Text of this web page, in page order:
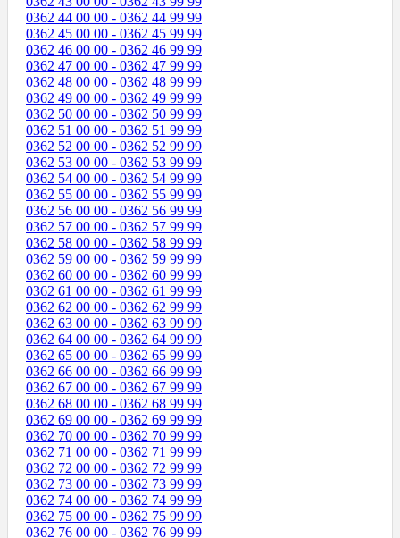
0362 44 00 00 - 0362 44 99 99
0362 45 00 00 - 0362 45 99 99
0362 46 00 00 - 0362 46 99 99
0362 47 00 00 - 0362 47 99 99
0362 48 00 00 - 0362 48 99 99
0362 49 00 00 - 0362 49 99 99
0362 50 00 00 - 0362 50 99 99
0362 51 00 00 - 0362 51 99 99
0362 52 00 00 - 0362 52 99 99
0362 53 00 00 - 0362 53 99 99
0362 54 00 00 - 0362 54 99 99
0362 55 00 00 - 0362 55 99 99
0362 56 00 00 - 0362 56 99 99
0362 57 00 00 - 0362 57 99 99
0362 58 00 00 - 0362 58 99 99
0362 59 00 00 - 0362 59 99 99
0362 60 00 00 - 0362 60 99 99
0362 61 00 00 - 0362 61 99 99
0362 62 00 00 - 0362 62 99 99
0362 63 00 00 - 0362 63 99 99
0362 64 00 00 - 0362 64 99 99
0362 65 00 00 - 0362 65 99 99
0362 66 00 00 - 0362 66 99 99
0362 67 00 00 - 0362 67 99 99
0362 68 00 00 - 0362 68 99 99
0362 69 00 00 - 0362 69 99 99
0362 70 00 00 - 0362 70 99 99
0362 71 00 00 - 0362 71 99 99
0362 72 00 00 - 0362 72 99 99
0362 73 00 00 - 0362 73 99 99
0362 74 00 00 - 0362 74 99 99
0362 75 00 00 - 0362 75 99 99
0362 76 00 00 - 0362 76 99 99